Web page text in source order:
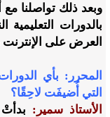
وبعد ذلك تواصلنا
بالدورات
العرض على
المحرر: بأي
التي أُضيفَت لاحِقًا؟
الأستاذ سمير : بدأتْ